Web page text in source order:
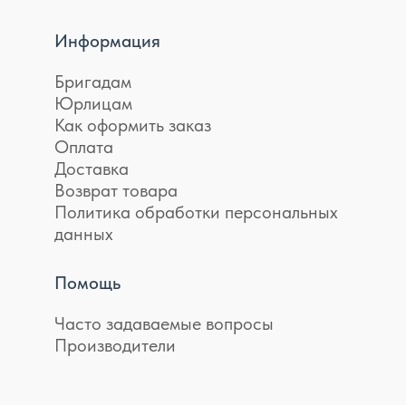
Информация
Бригадам
Юрлицам
Как оформить заказ
Оплата
Доставка
Возврат товара
Политика обработки персональных
данных
Помощь
Часто задаваемые вопросы
Производители